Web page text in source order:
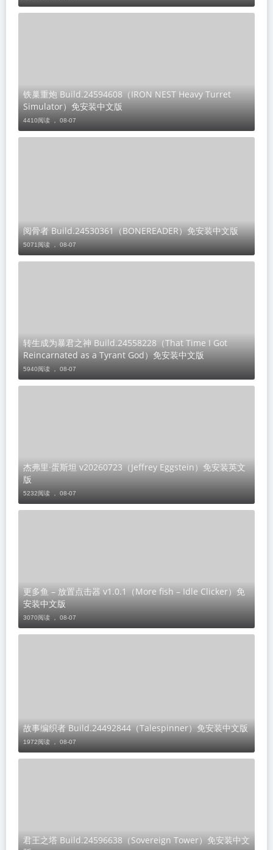
铁巢重炮 Build.24594608（IRON NEST Heavy Turret
Simulator）免安装中文版
4410阅读 ， 08-07
阅骨者 Build.24530361（BONEREADER）免安装中文版
5071阅读 ， 08-07
转生成为暴君之神 Build.24558228（That Time I Got
Reincarnated as a Tyrant God）免安装中文版
5940阅读 ， 08-07
杰弗里·蛋斯坦 v20260723（Jeffrey Eggstein）免安装英文
版
5232阅读 ， 08-07
更多鱼 – 放置点击器 v1.0.1（More fish – Idle Clicker）免
安装中文版
3070阅读 ， 08-07
故事编织者 Build.24492844（Talespinner）免安装中文版
1972阅读 ， 08-07
君王之塔 Build.24596638（Sovereign Tower）免安装中文